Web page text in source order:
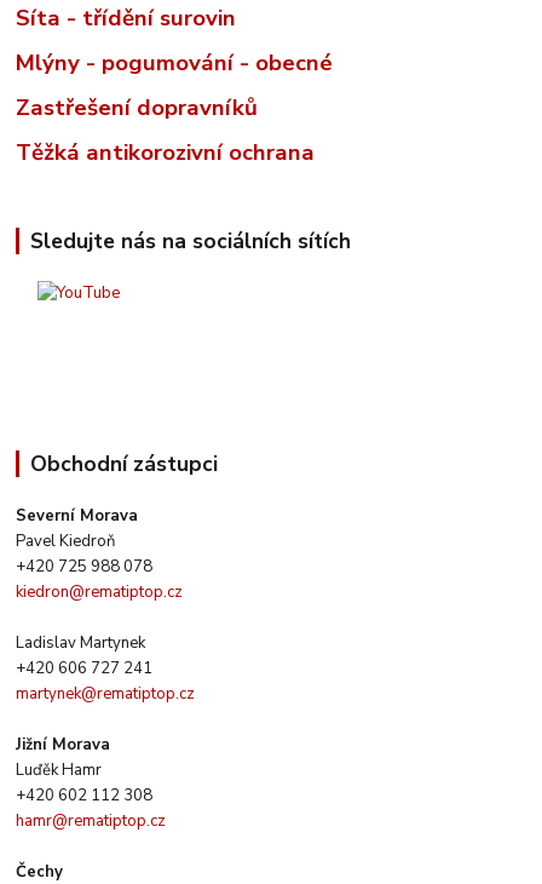
Síta - třídění surovin
Mlýny - pogumování - obecné
Zastřešení dopravníků
Těžká antikorozivní ochrana
Sledujte nás na sociálních sítích
Obchodní zástupci
Severní Morava
Pavel Kiedroň
+420 725 988 078
kiedron@rematiptop.cz
Ladislav Martynek
+420 606 727 241
martynek@rematiptop.cz
Jižní Morava
Luďěk Hamr
+420 602 112 308
hamr@rematiptop.cz
Čechy